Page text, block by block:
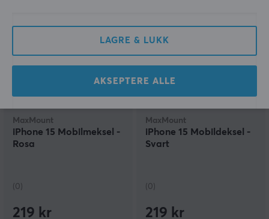
MaxMount
iPhone 15 Mobilmeksel -
Rosa
(0)
219 kr
MaxMount
iPhone 15 Mobildeksel -
Svart
(0)
219 kr
LAGRE & LUKK
AKSEPTERE ALLE